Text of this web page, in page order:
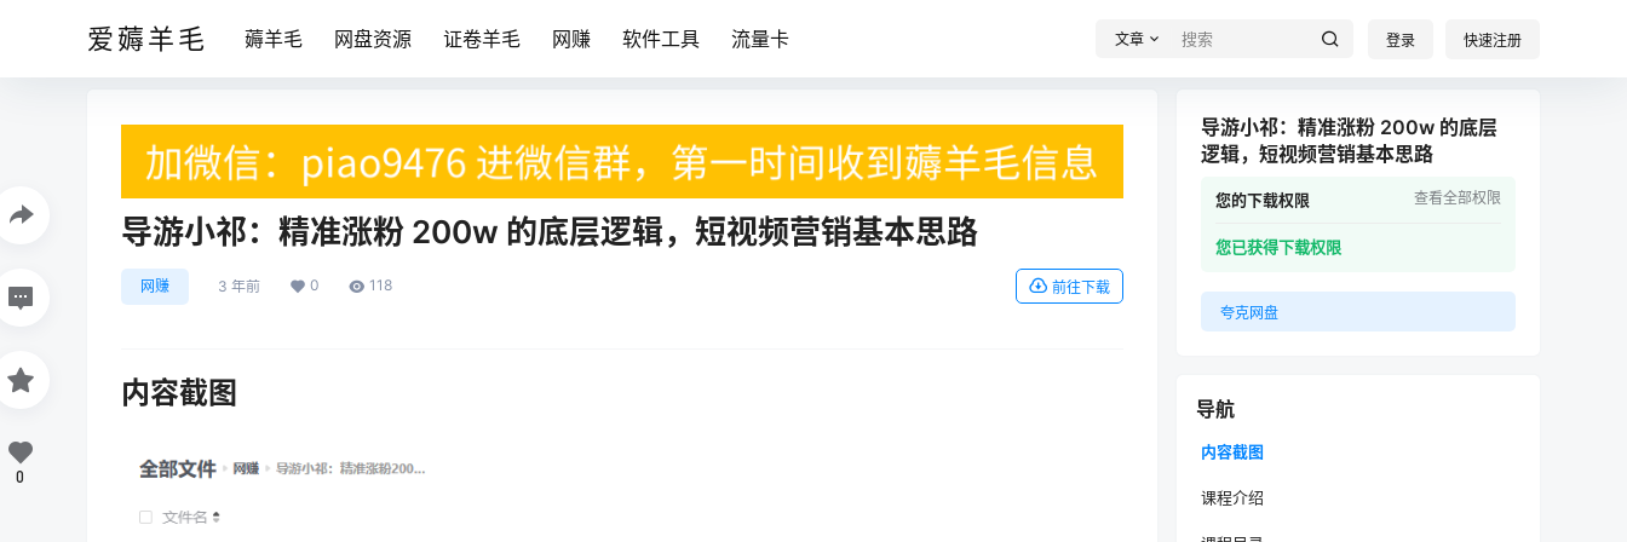
爱薅羊毛 薅羊毛 网盘资源 证卷羊毛 网赚 软件工具 流量卡 文章 登录 快速注册
导游小祁：精准涨粉 200w 的底层逻辑，短视频营销基本思路
网赚 3 年前 0 118 前往下载
内容截图
0
导游小祁：精准涨粉 200w 的底层
逻辑，短视频营销基本思路
您的下载权限 查看全部权限
您已获得下载权限
夸克网盘
导航
内容截图
课程介绍